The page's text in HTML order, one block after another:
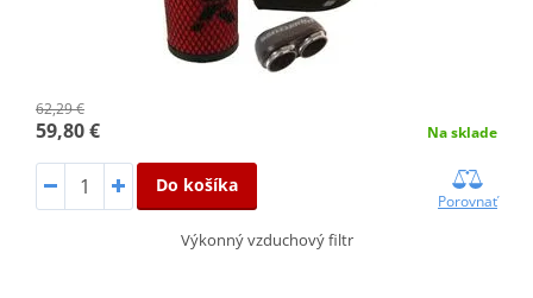
62,29 €
59,80 € Na sklade
Do košíka
Porovnať
Výkonný vzduchový filtr